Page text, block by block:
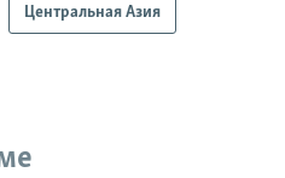
Центральная Азия